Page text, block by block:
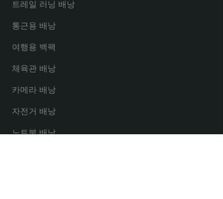
트레일 러닝 배낭
통근용 배낭
여행용 백팩
체육관 배낭
카메라 배낭
자전거 배낭
노트북 배낭
KO